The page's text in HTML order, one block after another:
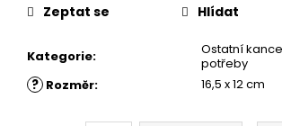
Kategorie:
Ostatní
potřeby
? Rozměr: 16,5 x 12 cm
Zeptat se Hlídat
e
e